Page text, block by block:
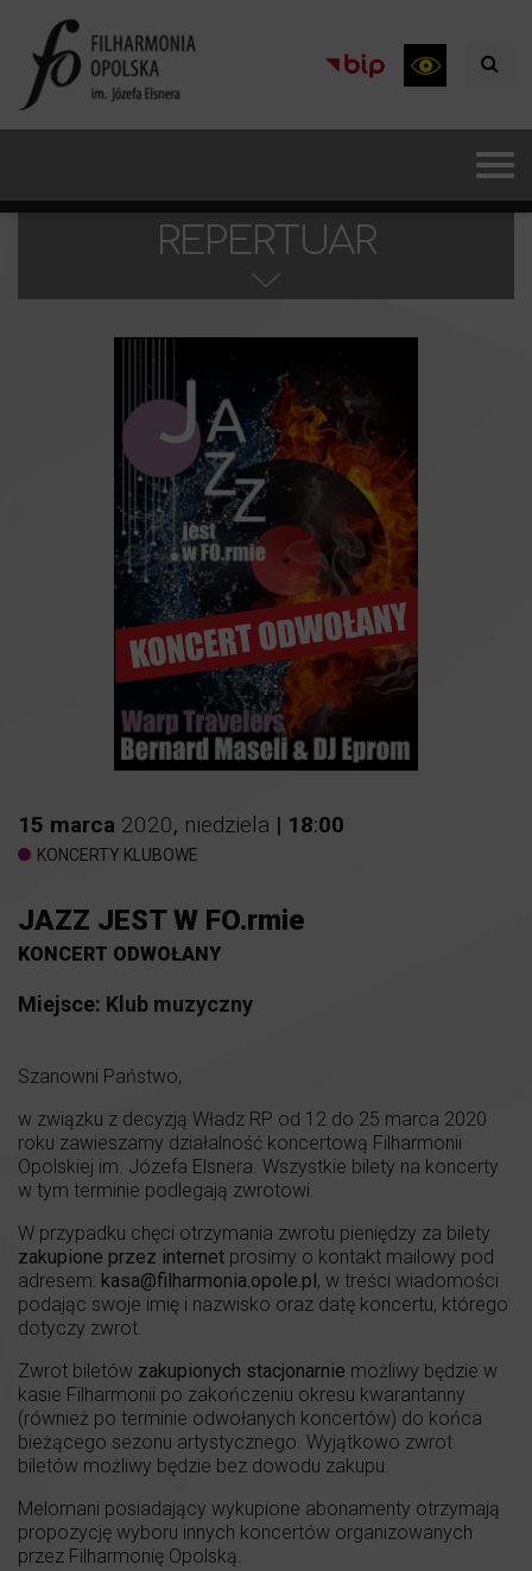
REPERTUAR
15 marca 2020, niedziela | 18:00
KONCERTY KLUBOWE
JAZZ JEST W FO.rmie
KONCERT ODWOŁANY
Miejsce: Klub muzyczny
Szanowni Państwo,
w związku z decyzją Władz RP od 12 do 25 marca 2020
roku zawieszamy działalność koncertową Filharmonii
Opolskiej im. Józefa Elsnera. Wszystkie bilety na koncerty
w tym terminie podlegają zwrotowi.
W przypadku chęci otrzymania zwrotu pieniędzy za bilety
zakupione przez internet prosimy o kontakt mailowy pod
adresem: kasa@filharmonia.opole.pl , w treści wiadomości
podając swoje imię i nazwisko oraz datę koncertu, którego
dotyczy zwrot.
Zwrot biletów zakupionych stacjonarnie możliwy będzie w
kasie Filharmonii po zakończeniu okresu kwarantanny
(również po terminie odwołanych koncertów) do końca
bieżącego sezonu artystycznego. Wyjątkowo zwrot
biletów możliwy będzie bez dowodu zakupu.
Melomani posiadający wykupione abonamenty otrzymają
propozycję wyboru innych koncertów organizowanych
przez Filharmonię Opolską.